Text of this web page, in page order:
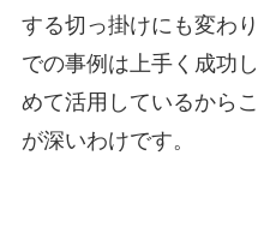
する切っ掛けにも変わ
での事例は上手く成功
めて活用しているから
が深いわけです。